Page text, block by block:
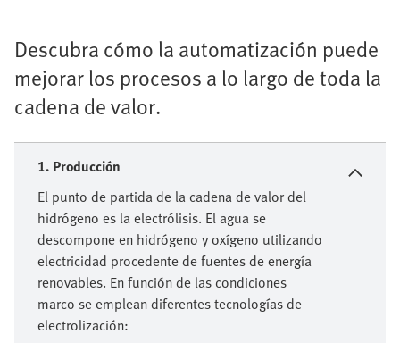
Descubra cómo la automatización puede
mejorar los procesos a lo largo de toda la
cadena de valor.
1. Producción
El punto de partida de la cadena de valor del
hidrógeno es la electrólisis. El agua se
descompone en hidrógeno y oxígeno utilizando
electricidad procedente de fuentes de energía
renovables. En función de las condiciones
marco se emplean diferentes tecnologías de
electrolización: